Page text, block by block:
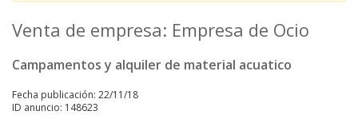
Venta de empresa: Empresa de Ocio
Campamentos y alquiler de material acuatico
Fecha publicación: 22/11/18
ID anuncio: 148623